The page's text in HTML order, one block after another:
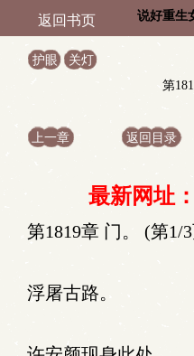
返回书页 说好重生
护眼 关灯
第
上一章 返回目录
最新网址
第1819章 门。 (第1/
浮屠古路。